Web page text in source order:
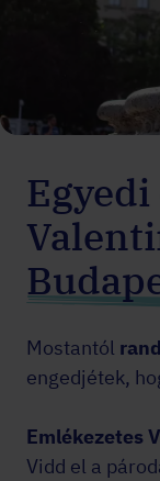
Mostantól
engedjétek,
Emlékezetes
Vidd el a